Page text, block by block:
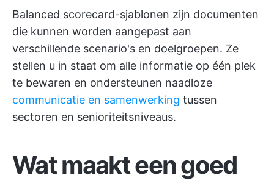
Balanced scorecard-sjablonen zijn documenten
die kunnen worden aangepast aan
verschillende scenario's en doelgroepen. Ze
stellen u in staat om alle informatie op één plek
te bewaren en ondersteunen naadloze
communicatie en samenwerking tussen
sectoren en senioriteitsniveaus.
Wat maakt een goed